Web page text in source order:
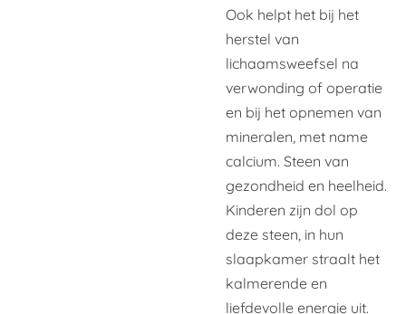
Ook helpt het bij het
herstel van
lichaamsweefsel na
verwonding of operatie
en bij het opnemen van
mineralen, met name
calcium. Steen van
gezondheid en heelheid.
Kinderen zijn dol op
deze steen, in hun
slaapkamer straalt het
kalmerende en
liefdevolle energie uit.